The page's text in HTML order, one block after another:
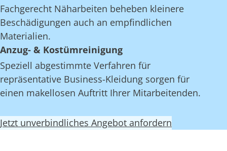
Fachgerecht Näharbeiten beheben kleinere
Beschädigungen auch an empfindlichen
Materialien.
Anzug- & Kostümreinigung
Speziell abgestimmte Verfahren für
repräsentative Business-Kleidung sorgen für
einen makellosen Auftritt Ihrer Mitarbeitenden.
Jetzt unverbindliches Angebot anfordern